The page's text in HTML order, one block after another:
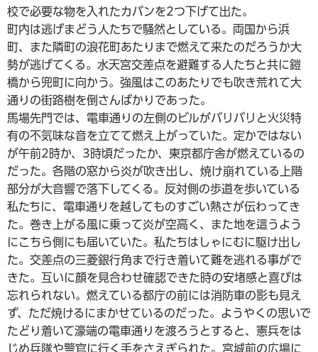
校で必要な物を入れたカバンを2つ下げて出た。
町内は逃げまどう人たちで騒然としている。両国から浜
町、また隣町の浪花町あたりまで燃えて来たのだろうか大
勢が逃げてくる。水天宮交差点を避難する人たちと共に鎧
橋から兜町に向かう。強風はこのあたりでも吹き荒れて大
通りの街路樹を倒さんばかりであった。
馬場先門では、電車通りの左側のビルがバリバリと火災特
有の不気味な音を立てて燃え上がっていた。定かではない
が午前2時か、3時頃だったか、東京都庁舎が燃えているの
だった。各階の窓から炎が吹き出し、焼け崩れている上階
部分が大音響で落下してくる。反対側の歩道を歩いている
私たちに、電車通りを越してものすごい熱さが伝わってき
た。巻き上がる風に乗って炎が空高く、また地を這うよう
にこちら側にも届いていた。私たちはしゃにむに駆け出し
た。交差点の三菱銀行角まで行き着いて難を逃れる事がで
きた。互いに顔を見合わせ確認できた時の安堵感と喜びは
忘れられない。燃えている都庁の前には消防車の影も見え
ず、ただ焼けるにまかせているのだった。ようやくの思いで
たどり着いて濠端の電車通りを渡ろうとすると、憲兵をは
じめ兵隊や警官に行く手をさえぎられた。宮城前の広場に